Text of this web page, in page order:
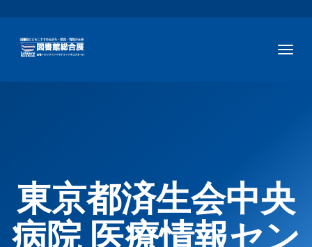
ー
用
メ
ー
東京都済生会中央
病院 医療情報セン